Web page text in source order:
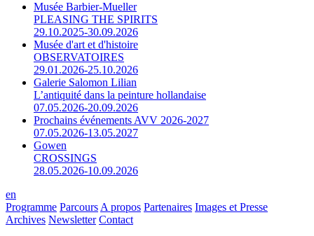
Musée Barbier-Mueller
PLEASING THE SPIRITS
29.10.2025-30.09.2026
Musée d'art et d'histoire
OBSERVATOIRES
29.01.2026-25.10.2026
Galerie Salomon Lilian
L’antiquité dans la peinture hollandaise
07.05.2026-20.09.2026
Prochains événements AVV 2026-2027
07.05.2026-13.05.2027
Gowen
CROSSINGS
28.05.2026-10.09.2026
en
Programme Parcours A propos Partenaires Images et Presse
Archives Newsletter Contact